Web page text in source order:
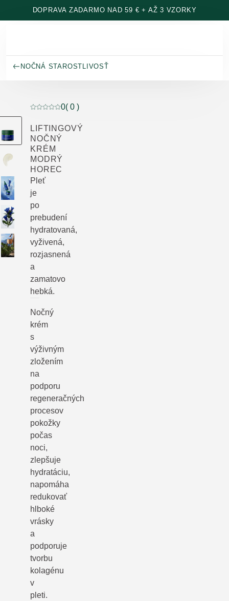
Prejsť na hlavný obsah
DOPRAVA ZADARMO NAD 59 € + AŽ 3 VZORKY
NOČNÁ STAROSTLIVOSŤ
Aktuálne hodnotenie: 0 z 5 hviezdičiek hodnotené 0
0( 0 )
LIFTINGOVÝ
NOČNÝ
KRÉM
MODRÝ
HOREC
Pleť
je
po
prebudení
hydratovaná,
vyživená,
rozjasnená
a
zamatovo
hebká.
Nočný
krém
s
výživným
zložením
na
podporu
regeneračných
procesov
pokožky
počas
noci,
zlepšuje
hydratáciu,
napomáha
redukovať
hlboké
vrásky
a
podporuje
tvorbu
kolagénu
v
pleti.